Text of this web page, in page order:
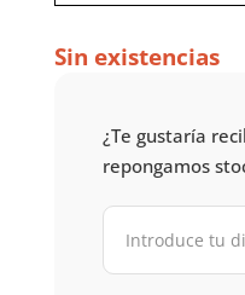
Sin existencias
¿Te gustaría
repongamos